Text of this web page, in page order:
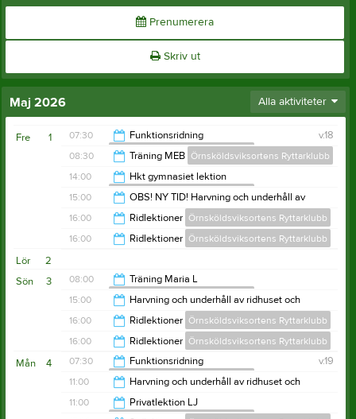
Prenumerera
Skriv ut
Maj 2026 Alla aktiviteter
1
Fre v.18
07:30
Funktionsridning
Örnsköldsviksortens Ryttarklubb
11:00
08:30 Träning MEB Örnsköldsviksortens Ryttarklubb
12:00
14:00
Hkt gymnasiet lektion
Örnsköldsviksortens Ryttarklubb
15:00
15:00
OBS! NY TID! Harvning och underhåll av
ridhuset och utebanor sommartid
Örnsköldsviksortens Ryttarklubb
16:00
16:00 Ridlektioner Örnsköldsviksortens Ryttarklubb
16:00 Ridlektioner Örnsköldsviksortens Ryttarklubb
19:00
2
Lör
3
Sön 08:00
Träning Maria L
Örnsköldsviksortens Ryttarklubb
12:00
15:00
Harvning och underhåll av ridhuset och
utebanor sommartid
Örnsköldsviksortens Ryttarklubb
16:00
16:00 Ridlektioner Örnsköldsviksortens Ryttarklubb
20:00
16:00 Ridlektioner Örnsköldsviksortens Ryttarklubb
20:00
4
Mån v.19
07:30
Funktionsridning
Örnsköldsviksortens Ryttarklubb
09:30
11:00
Harvning och underhåll av ridhuset och
utebanor sommartid
Örnsköldsviksortens Ryttarklubb
11:00
Privatlektion LJ